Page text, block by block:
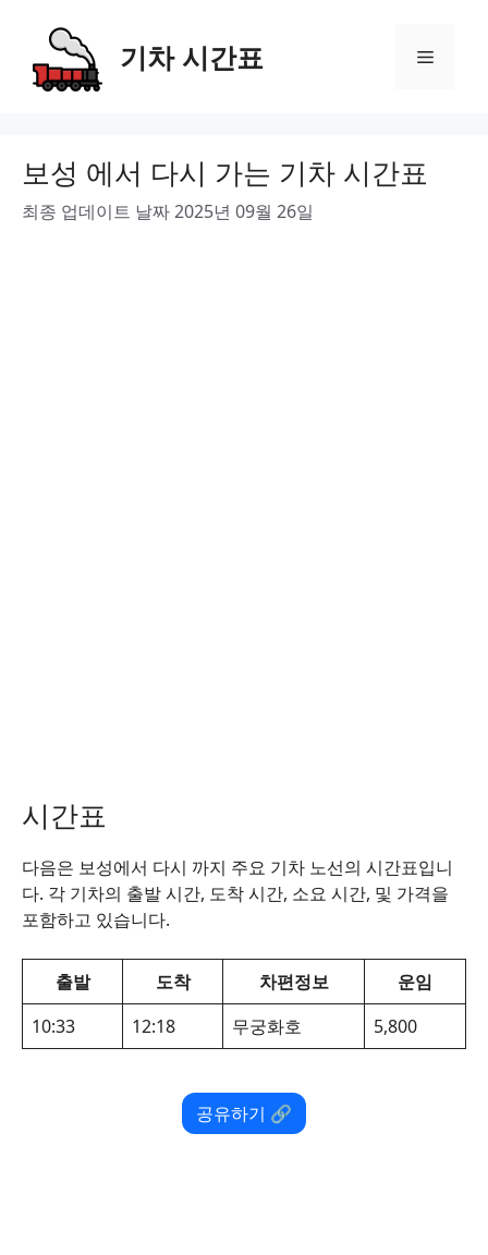
content
기차 시간표 Menu
보성 에서 다시 가는 기차 시간표
최종 업데이트 날짜 2025년 09월 26일
시간표
다음은 보성에서 다시 까지 주요 기차 노선의 시간표입니
다. 각 기차의 출발 시간, 도착 시간, 소요 시간, 및 가격을
포함하고 있습니다.
출발 도착 차편정보
운임
10:33
12:18 무궁화호 5,800
공유하기 🔗